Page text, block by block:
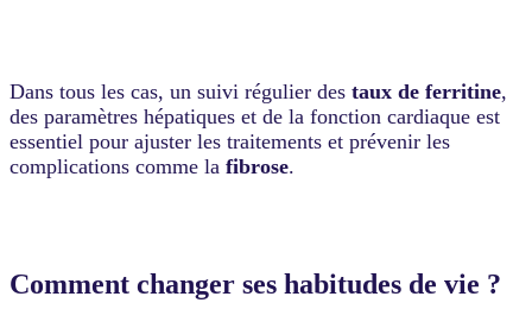
Dans tous les cas, un suivi régulier des taux de ferritine,
des paramètres hépatiques et de la fonction cardiaque est
essentiel pour ajuster les traitements et prévenir les
complications comme la fibrose.
Comment changer ses habitudes de vie ?